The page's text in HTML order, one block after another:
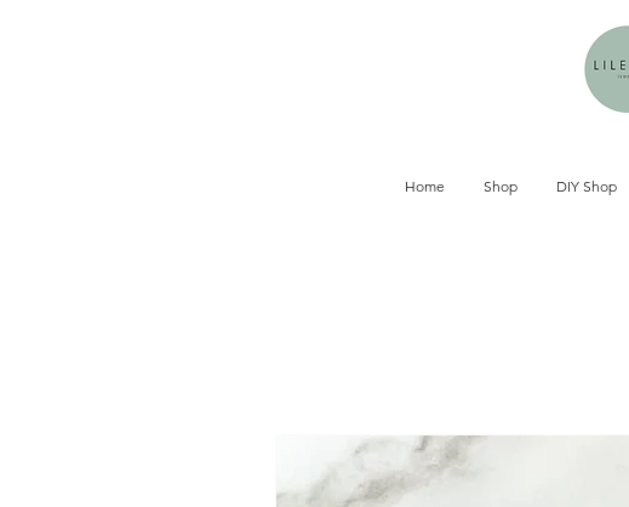
Home Shop DIY Shop